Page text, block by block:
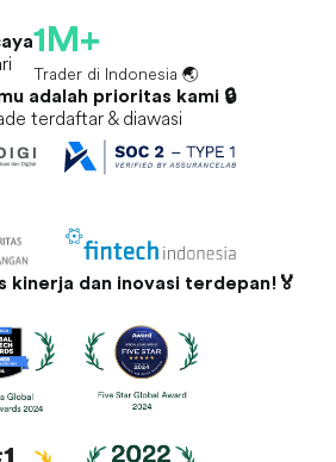
1M+
Trader di Indonesia 🌏
adalah prioritas kami 🔒
terdaftar & diawasi
kinerja dan inovasi terdepan!🏅